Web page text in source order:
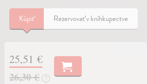
Kúpiť Rezervovať v kníhkupectve
25,51 €
26,30 €
?